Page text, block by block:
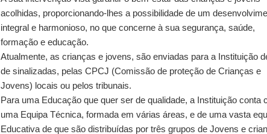
acolhidas, proporcionando-lhes a possibilidade de um
integral e harmonioso, no que concerne à sua segurança, saúde,
formação e educação.
Atualmente, as crianças e jovens, são enviadas para a Instituição
de sinalizadas, pelas CPCJ (Comissão de proteção de Crianças e
Jovens) locais ou pelos tribunais.
Para uma Educação que quer ser de qualidade, a Instituição conta
uma Equipa Técnica, formada em várias áreas, e de uma vasta
Educativa de que são distribuídas por três grupos de Jovens e